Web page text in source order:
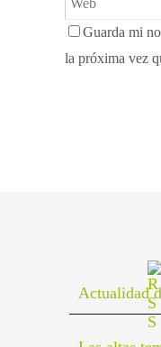
Guarda mi
la próxima vez
Actualidad